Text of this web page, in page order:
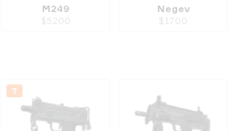
M249
$ 5200
Negev
$ 1700
T